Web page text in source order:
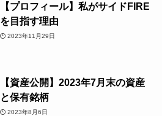
【プロフィール】私がサイドFIRE
を目指す理由
2023年11月29日
【資産公開】2023年7月末の資産
と保有銘柄
2023年8月6日